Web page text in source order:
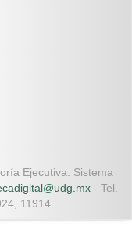
Ejecutiva. Sistema
- Tel.
11914